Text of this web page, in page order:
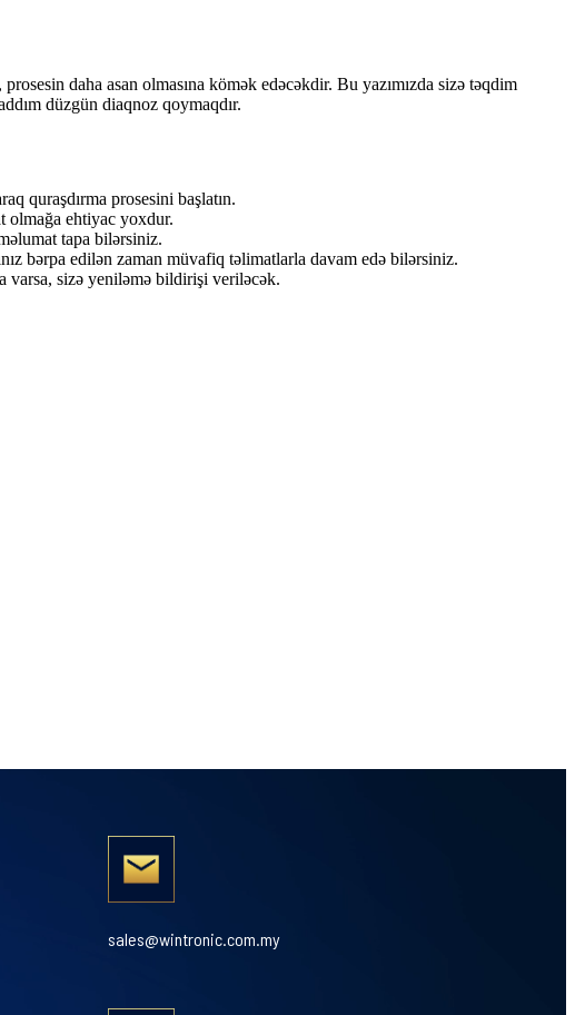
daha asan olmasına kömək edəcəkdir. Bu yazımızda sizə təqdim
düzgün diaqnoz qoymaqdır.
quraşdırma prosesini başlatın.
olmağa ehtiyac yoxdur.
tapa bilərsiniz.
bərpa edilən zaman müvafiq təlimatlarla davam edə bilərsiniz.
varsa, sizə yeniləmə bildirişi veriləcək.
sales@wintronic.com.my